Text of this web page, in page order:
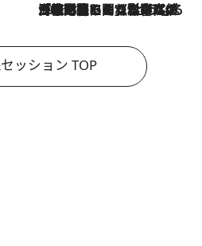
2026.8.3
「住宅建てられない…」「サーチャージ料の高値が続いている」ホルムズ海峡封鎖による影響はいつまで続く？《エネルギー専門家に聞く“どうなる日本の暮らし”》
ッション TOP